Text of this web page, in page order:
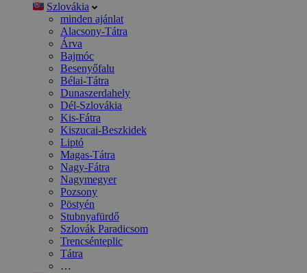
Szlovákia
minden ajánlat
Alacsony-Tátra
Árva
Bajmóc
Besenyőfalu
Bélai-Tátra
Dunaszerdahely
Dél-Szlovákia
Kis-Fátra
Kiszucai-Beszkidek
Liptó
Magas-Tátra
Nagy-Fátra
Nagymegyer
Pozsony
Pöstyén
Stubnyafürdő
Szlovák Paradicsom
Trencsénteplic
Tátra
…